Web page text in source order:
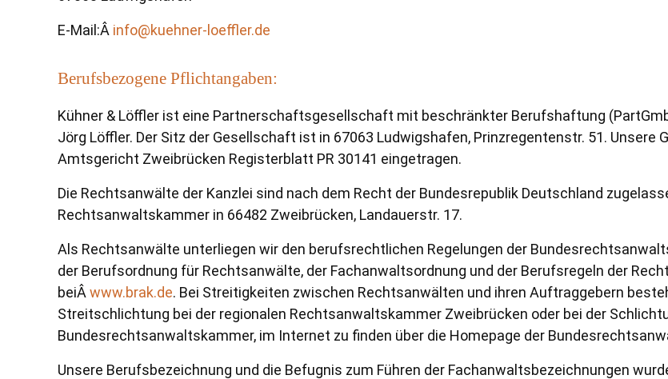
E-Mail:Â info@kuehner-loeffler.de
Berufsbezogene Pflichtangaben:
Kühner & Löffler ist eine Partnerschaftsgesellschaft mit beschränkter Berufshaftung
Jörg Löffler. Der Sitz der Gesellschaft ist in 67063 Ludwigshafen, Prinzregentenstr. 51.
Amtsgericht Zweibrücken Registerblatt PR 30141 eingetragen.
Die Rechtsanwälte der Kanzlei sind nach dem Recht der Bundesrepublik Deutschland
Rechtsanwaltskammer in 66482 Zweibrücken, Landauerstr. 17.
Als Rechtsanwälte unterliegen wir den berufsrechtlichen Regelungen der
der Berufsordnung für Rechtsanwälte, der Fachanwaltsordnung und der Berufsregeln der
beiÂ www.brak.de. Bei Streitigkeiten zwischen Rechtsanwälten und ihren Auftraggebern
Streitschlichtung bei der regionalen Rechtsanwaltskammer Zweibrücken oder bei der
Bundesrechtsanwaltskammer, im Internet zu finden über die Homepage der
Unsere Berufsbezeichnung und die Befugnis zum Führen der Fachanwaltsbezeichnungen